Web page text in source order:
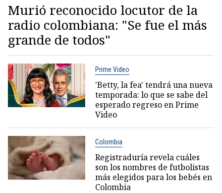
Murió reconocido locutor de la
radio colombiana: "Se fue el más
grande de todos"
Prime Video
'Betty, la fea' tendrá una nueva
temporada: lo que se sabe del
esperado regreso en Prime
Video
Colombia
Registraduría revela cuáles
son los nombres de futbolistas
más elegidos para los bebés en
Colombia